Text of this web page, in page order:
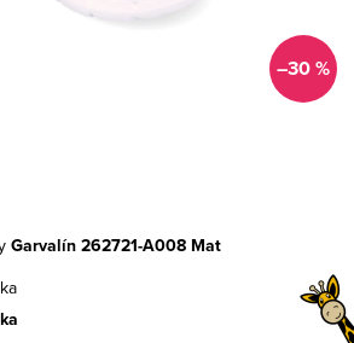
–30 %
Garvalín 262721-A008 Mat